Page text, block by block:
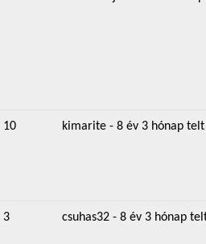
10 kimarite - 8 év 3 hónap
3 csuhas32 - 8 év 3 hónap